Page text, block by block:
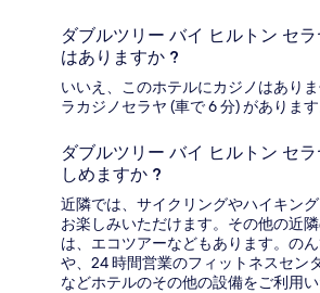
ダブルツリー バイ ヒルトン セ
はありますか ?
いいえ、このホテルにカジノはあり
ラカジノセラヤ (車で 6 分) があります
ダブルツリー バイ ヒルトン セ
しめますか ?
近隣では、サイクリングやハイキン
お楽しみいただけます。その他の近
は、エコツアーなどもあります。の
や、24 時間営業のフィットネスセン
などホテルのその他の設備をご利用い